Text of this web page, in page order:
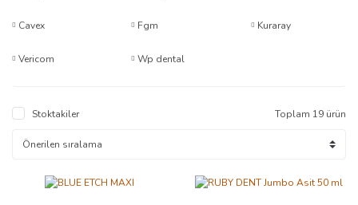
Cavex Fgm Kuraray
Vericom Wp dental
Stoktakiler Toplam 19 ürün